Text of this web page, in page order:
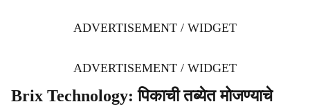
ADVERTISEMENT / WIDGET
ADVERTISEMENT / WIDGET
Brix Technology: पिकाची तब्येत मोजण्याचे